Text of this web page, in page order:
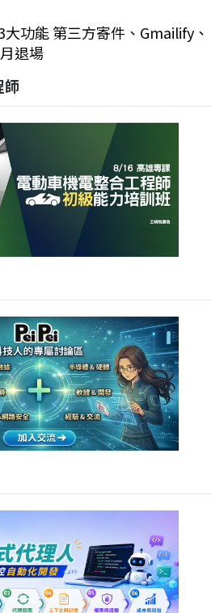
功能 第三方寄件、Gmailify、
退場
師